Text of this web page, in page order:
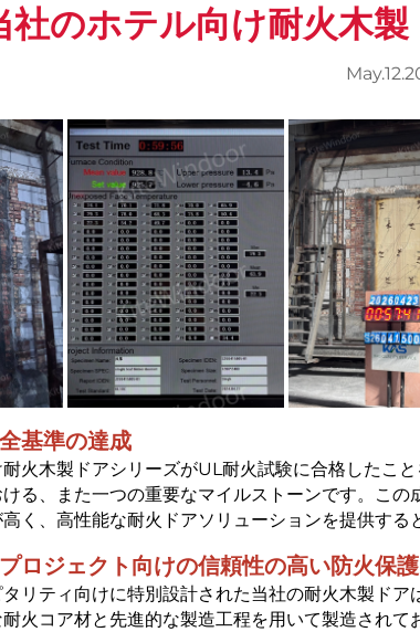
社のホテル向け耐火木
基準の達成
火木製ドアシリーズがUL耐火試験に合格したこ
る、また一つの重要なマイルストーンです。こ
く、高性能な耐火ドアソリューションを提供する
ロジェクト向けの信頼性の高い防火保護
リティ向けに特別設計された当社の耐火木製ド
火コア材と先進的な製造工程を用いて製造され